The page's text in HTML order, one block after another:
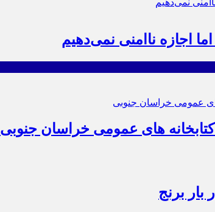
اجازه ناامنی نمی‌دهیم
های عمومی خراسان جنوبی
برنج